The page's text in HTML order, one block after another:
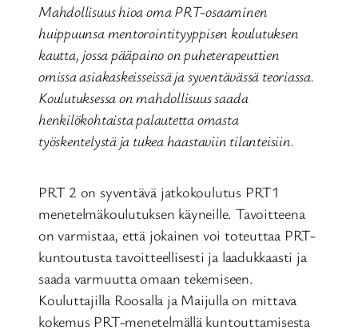
Mahdollisuus hioa oma PRT-osaaminen
huippuunsa mentorointityyppisen koulutuksen
kautta, jossa pääpaino on puheterapeuttien
omissa asiakaskeisseissä ja syventävässä teoriassa.
Koulutuksessa on mahdollisuus saada
henkilökohtaista palautetta omasta
työskentelystä ja tukea haastaviin tilanteisiin.
PRT 2 on syventävä jatkokoulutus PRT1
menetelmäkoulutuksen käyneille. Tavoitteena
on varmistaa, että jokainen voi toteuttaa PRT-
kuntoutusta tavoitteellisesti ja laadukkaasti ja
saada varmuutta omaan tekemiseen.
Kouluttajilla Roosalla ja Maijulla on mittava
kokemus PRT-menetelmällä kuntouttamisesta